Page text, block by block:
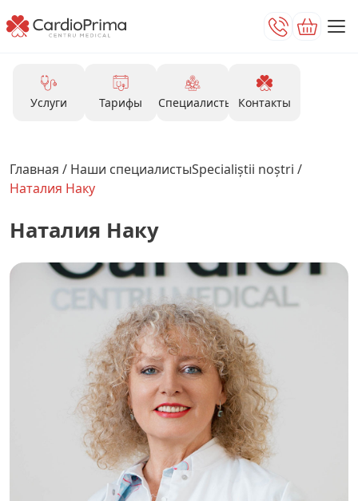
Услуги Тарифы Специалисты Контакты
Главная / Наши специалистыSpecialiștii noștri /
Наталия Наку
Наталия Наку